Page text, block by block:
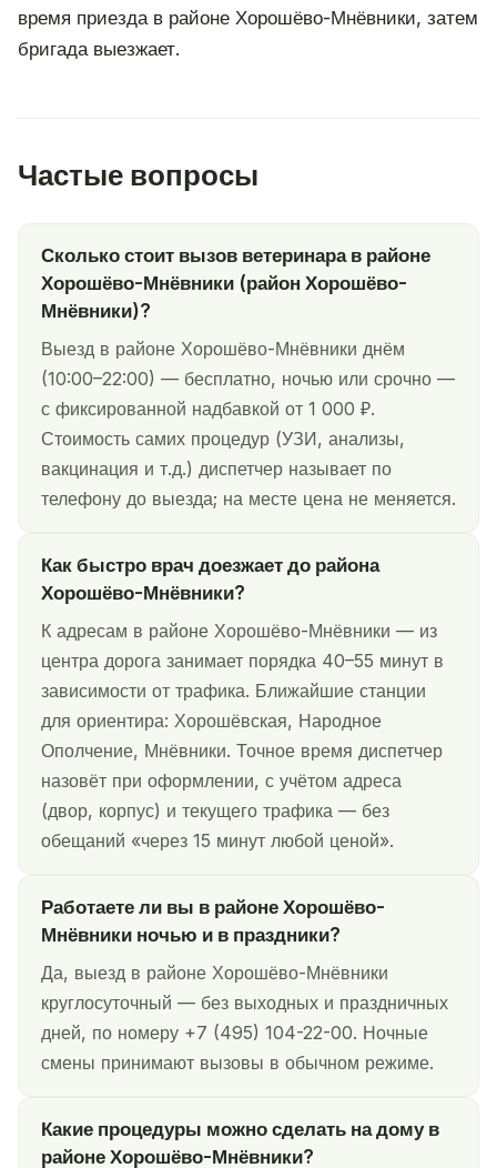
время приезда в районе Хорошёво-Мнёвники, затем
бригада выезжает.
Частые вопросы
Сколько стоит вызов ветеринара в районе
Хорошёво-Мнёвники (район Хорошёво-
Мнёвники)?
Выезд в районе Хорошёво-Мнёвники днём
(10:00–22:00) — бесплатно, ночью или срочно —
с фиксированной надбавкой от 1 000 ₽.
Стоимость самих процедур (УЗИ, анализы,
вакцинация и т.д.) диспетчер называет по
телефону до выезда; на месте цена не меняется.
Как быстро врач доезжает до района
Хорошёво-Мнёвники?
К адресам в районе Хорошёво-Мнёвники — из
центра дорога занимает порядка 40–55 минут в
зависимости от трафика. Ближайшие станции
для ориентира: Хорошёвская, Народное
Ополчение, Мнёвники. Точное время диспетчер
назовёт при оформлении, с учётом адреса
(двор, корпус) и текущего трафика — без
обещаний «через 15 минут любой ценой».
Работаете ли вы в районе Хорошёво-
Мнёвники ночью и в праздники?
Да, выезд в районе Хорошёво-Мнёвники
круглосуточный — без выходных и праздничных
дней, по номеру +7 (495) 104-22-00. Ночные
смены принимают вызовы в обычном режиме.
Какие процедуры можно сделать на дому в
районе Хорошёво-Мнёвники?